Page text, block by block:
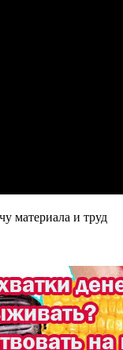
материала и труд